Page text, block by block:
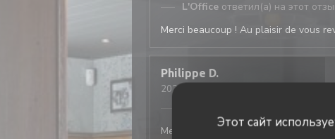
Этот сайт
L'Office ответил(а) на этот
Merci beaucoup ! Au plaisir de vous
Philippe D
2026-08-03
Merci beaucoup ! Au plaisir de vous